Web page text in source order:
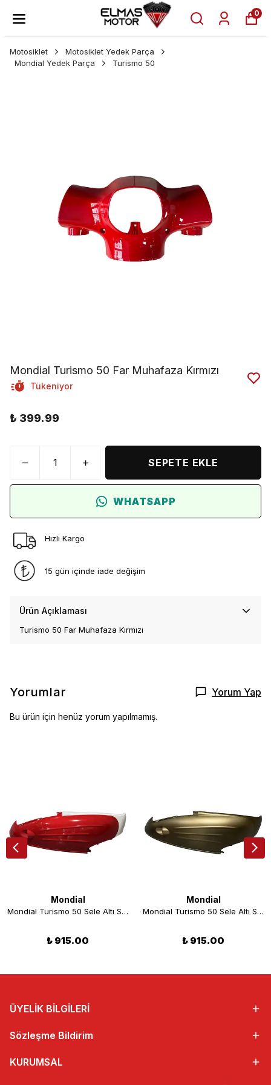
0
Motosiklet
Motosiklet Yedek Parça
Mondial Yedek Parça
Turismo 50
Mondial Turismo 50 Far Muhafaza Kırmızı
Tükeniyor
₺ 399.99
SEPETE EKLE
WHATSAPP
Hızlı Kargo
15 gün içinde iade değişim
Ürün Açıklaması
Turismo 50 Far Muhafaza Kırmızı
Yorumlar Yorum Yap
Bu ürün için henüz yorum yapılmamış.
Mondial
Mondial Turismo 50 Sele Altı Sağ Grenaj Kırmızı
₺ 915.00
Mondial
Mondial Turismo 50 Sele Altı Sağ Grenaj Kahverengi
₺ 915.00
ÜYELİK BİLGİLERİ
Sözleşme Bildirim
KURUMSAL